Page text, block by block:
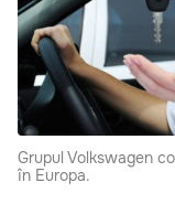
Grupul Volkswagen
în Europa.